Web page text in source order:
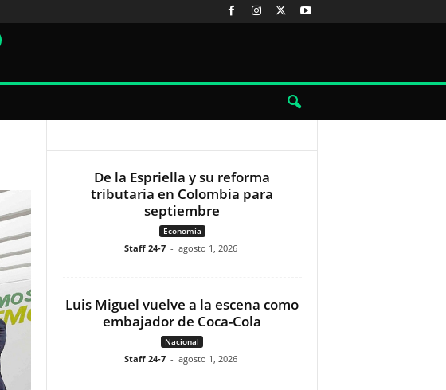
De la Espriella y su reforma
tributaria en Colombia para
septiembre
Economía
Staff 24-7 - agosto 1, 2026
Luis Miguel vuelve a la escena como
embajador de Coca-Cola
Nacional
Staff 24-7 - agosto 1, 2026